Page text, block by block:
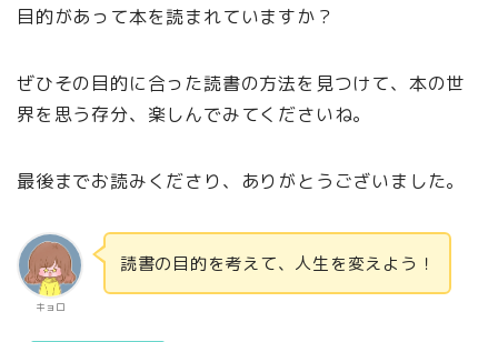
目的があって本を読まれていますか？
ぜひその目的に合った読書の方法を見つけて、本の世
界を思う存分、楽しんでみてくださいね。
最後までお読みくださり、ありがとうございました。
キョロ
読書の目的を考えて、人生を変えよう！